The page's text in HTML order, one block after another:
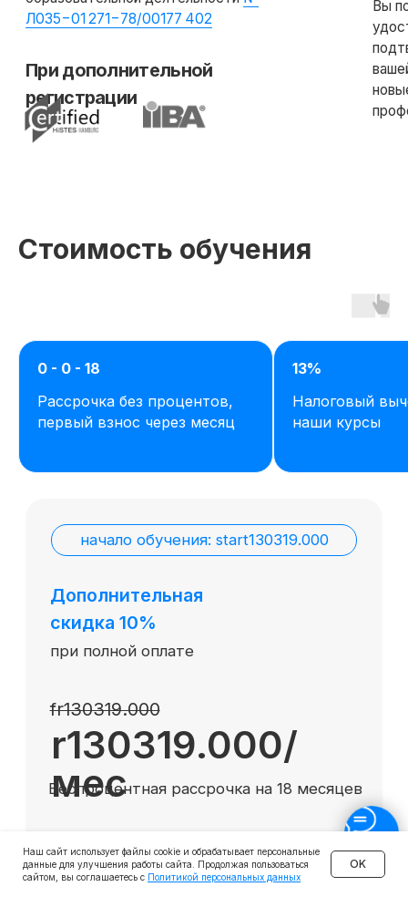
Стоимость обучения
0 - 0 - 18
Рассрочка без процентов,
первый взнос через месяц
13%
Налоговый
наши курсы
Наш сайт использует файлы cookie и обрабатывает персональные
данные для улучшения работы сайта. Продолжая пользоваться
сайтом, вы соглашаетесь с Политикой персональных данных
OK